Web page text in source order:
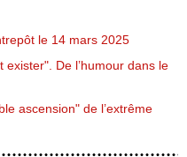
le 14 mars 2025
exister". De l’humour dans le
ascension" de l’extrême